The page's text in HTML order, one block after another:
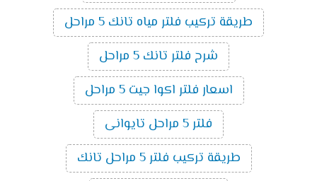
طريقة تركيب فلتر مياه تانك 5 مراحل
شرح فلتر تانك 5 مراحل
اسعار فلتر اكوا جيت 5 مراحل
فلتر 5 مراحل تايوانى
طريقة تركيب فلتر 5 مراحل تانك